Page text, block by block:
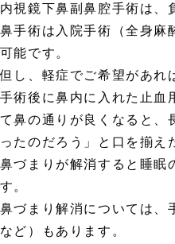
内視鏡下鼻副鼻腔手術は、
鼻手術は入院手術（全身麻
可能です。
但し、軽症でご希望があれ
手術後に鼻内に入れた止血
て鼻の通りが良くなると、
ったのだろう」と口を揃え
鼻づまりが解消すると睡眠
す。
鼻づまり解消については、
など）もあります。